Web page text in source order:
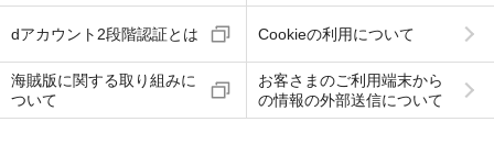
dアカウント2段階認証とは Cookieの利用について
海賊版に関する取り組みに
ついて
お客さまのご利用端末から
の情報の外部送信について